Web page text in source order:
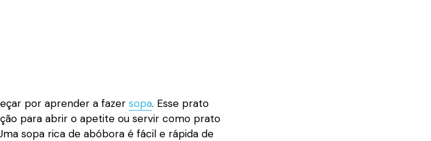
por aprender a fazer sopa. Esse prato
para abrir o apetite ou servir como prato
sopa rica de abóbora é fácil e rápida de